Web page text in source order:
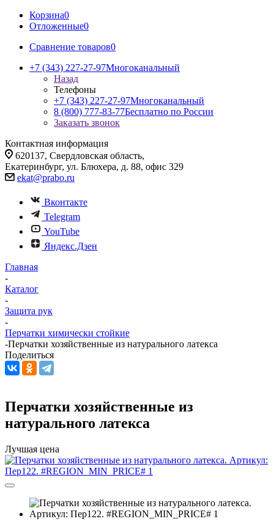
Корзина0
Отложенные0
Сравнение товаров0
+7 (343) 227-27-97Многоканальный
Назад
Телефоны
+7 (343) 227-27-97Многоканальный
8 (800) 777-83-77Бесплатно по России
Заказать звонок
Контактная информация
620137, Свердловская область,
Екатеринбург, ул. Блюхера, д. 88, офис 329
ekat@prabo.ru
Вконтакте
Telegram
YouTube
Яндекс.Дзен
Главная
-
Каталог
-
Защита рук
-
Перчатки химически стойкие
-Перчатки хозяйственные из натурального латекса
Поделиться
Перчатки хозяйственные из
натурального латекса
Лучшая цена